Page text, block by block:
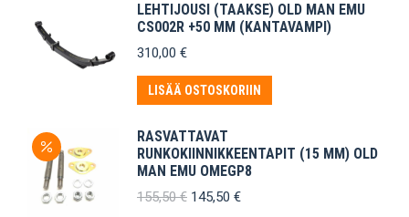
LEHTIJOUSI (TAAKSE) OLD MAN EMU
CS002R +50 MM (KANTAVAMPI)
310,00 €
LISÄÄ OSTOSKORIIN
RASVATTAVAT
RUNKOKIINNIKKEENTAPIT (15 MM) OLD
MAN EMU OMEGP8
155,50€ Alkuperäinen
145,50 €Nykyinen